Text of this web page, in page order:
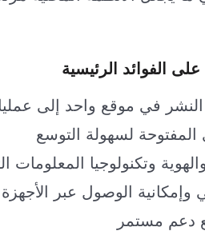
الفوائد الرئيسية
في موقع واحد إلى
لسهولة التوسع
وتكنولوجيا المعلومات
وإمكانية الوصول عبر
دعم مستمر